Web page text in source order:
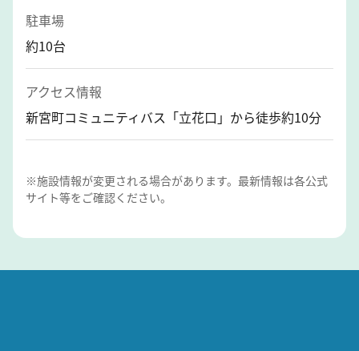
駐車場
約10台
アクセス情報
新宮町コミュニティバス「立花口」から徒歩約10分
※施設情報が変更される場合があります。最新情報は各公式
サイト等をご確認ください。